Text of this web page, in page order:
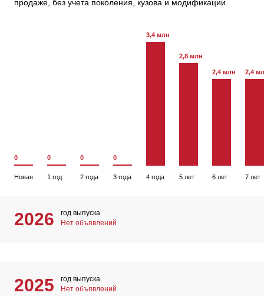
продаже, без учета поколения, кузова и модификации.
0
Новая
0
1 год
0
2 года
0
3 года
3,4 млн
4 года
2,8 млн
5 лет
2,4 млн
6 лет
2,4
7 лет
2026
год выпуска
Нет объявлений
2025
год выпуска
Нет объявлений